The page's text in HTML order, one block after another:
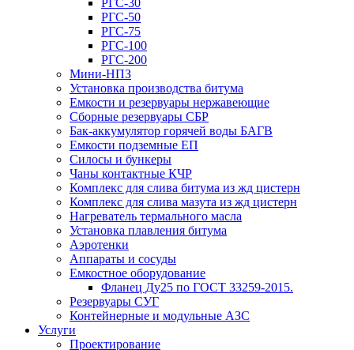
РГС-30
РГС-50
РГС-75
РГС-100
РГС-200
Мини-НПЗ
Установка производства битума
Емкости и резервуары нержавеющие
Сборные резервуары СБР
Бак-аккумулятор горячей воды БАГВ
Емкости подземные ЕП
Силосы и бункеры
Чаны контактные КЧР
Комплекс для слива битума из жд цистерн
Комплекс для слива мазута из жд цистерн
Нагреватель термального масла
Установка плавления битума
Аэротенки
Аппараты и сосуды
Емкостное оборудование
Фланец Ду25 по ГОСТ 33259-2015.
Резервуары СУГ
Контейнерные и модульные АЗС
Услуги
Проектирование